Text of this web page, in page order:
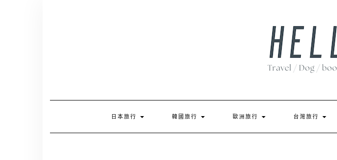
日本旅行 韓國旅行 歐洲旅行 台灣旅行